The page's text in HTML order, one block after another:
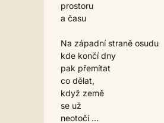
prostoru
a času
Na západní straně osudu
kde končí dny
pak přemítat
co dělat,
když země
se už
neotočí …